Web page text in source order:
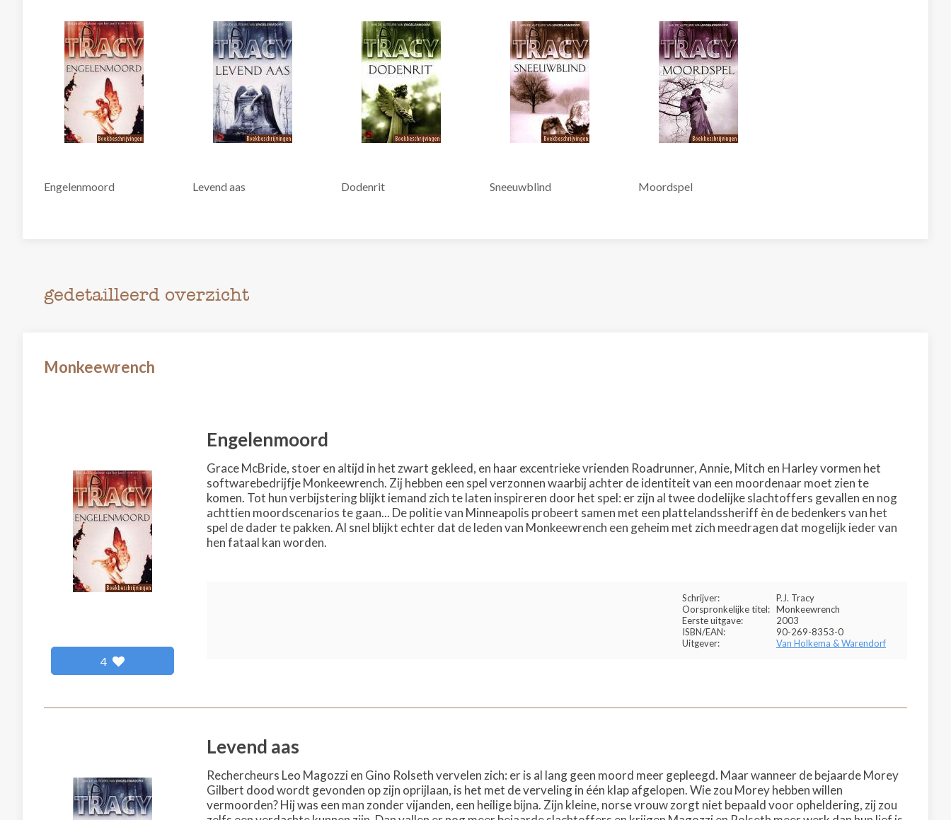
Engelenmoord Levend aas Dodenrit Sneeuwblind Moordspel
gedetailleerd overzicht
Monkeewrench
4
Engelenmoord
Grace McBride, stoer en altijd in het zwart gekleed, en haar excentrieke vrienden Roadrunner, Annie, Mitch en Harley vormen het
softwarebedrijfje Monkeewrench. Zij hebben een spel verzonnen waarbij achter de identiteit van een moordenaar moet zien te
komen. Tot hun verbijstering blijkt iemand zich te laten inspireren door het spel: er zijn al twee dodelijke slachtoffers gevallen en nog
achttien moordscenarios te gaan... De politie van Minneapolis probeert samen met een plattelandssheriff èn de bedenkers van het
spel de dader te pakken. Al snel blijkt echter dat de leden van Monkeewrench een geheim met zich meedragen dat mogelijk ieder van
hen fataal kan worden.
Schrijver:
P.J. Tracy
Oorspronkelijke titel: Monkeewrench
Eerste uitgave:
2003
ISBN/EAN:
90-269-8353-0
Uitgever:
Van Holkema & Warendorf
Levend aas
Rechercheurs Leo Magozzi en Gino Rolseth vervelen zich: er is al lang geen moord meer gepleegd. Maar wanneer de bejaarde Morey
Gilbert dood wordt gevonden op zijn oprijlaan, is het met de verveling in één klap afgelopen. Wie zou Morey hebben willen
vermoorden? Hij was een man zonder vijanden, een heilige bijna. Zijn kleine, norse vrouw zorgt niet bepaald voor opheldering, zij zou